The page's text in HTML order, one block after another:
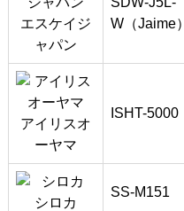
エスケイジ
ャパン
W（Jaime）
アイリスオ
ーヤマ
ISHT-5000
シロカ
SS-M151